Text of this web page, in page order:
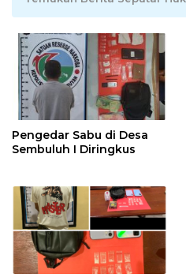
Pengedar Sabu di Desa
Sembuluh I Diringkus